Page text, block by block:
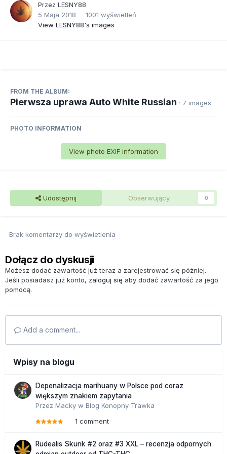
Przez LESNY88
5 Maja 2018
1001 wyświetleń
View LESNY88's images
FROM THE ALBUM:
Pierwsza uprawa Auto White Russian · 7 images
PHOTO INFORMATION
View photo EXIF information
Udostępnij Obserwujący 0
Brak komentarzy do wyświetlenia
Dołącz do dyskusji
Możesz dodać zawartość już teraz a zarejestrować się później.
Jeśli posiadasz już konto, zaloguj się aby dodać zawartość za jego
pomocą.
Add a comment...
Wpisy na blogu
Depenalizacja marihuany w Polsce pod coraz
większym znakiem zapytania
Przez Macky w Blog Konopny Trawka
1 comment
Rudealis Skunk #2 oraz #3 XXL – recenzja odpornych